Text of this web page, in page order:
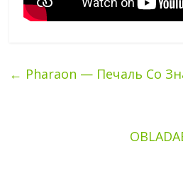
← Pharaon — Печаль Cо